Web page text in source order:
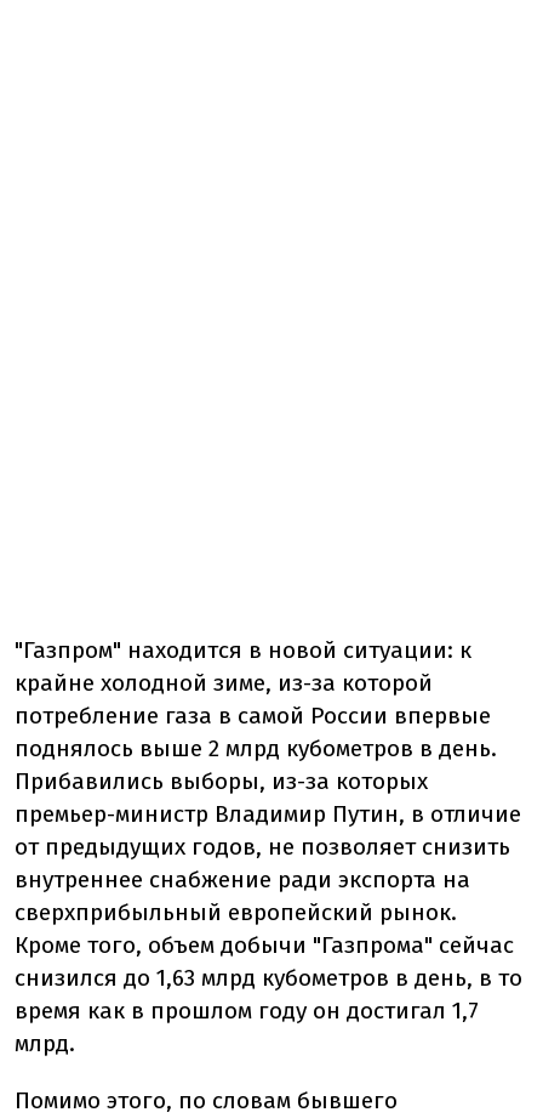
"Газпром" находится в новой ситуации: к
крайне холодной зиме, из-за которой
потребление газа в самой России впервые
поднялось выше 2 млрд кубометров в день.
Прибавились выборы, из-за которых
премьер-министр Владимир Путин, в отличие
от предыдущих годов, не позволяет снизить
внутреннее снабжение ради экспорта на
сверхприбыльный европейский рынок.
Кроме того, объем добычи "Газпрома" сейчас
снизился до 1,63 млрд кубометров в день, в то
время как в прошлом году он достигал 1,7
млрд.
Помимо этого, по словам бывшего